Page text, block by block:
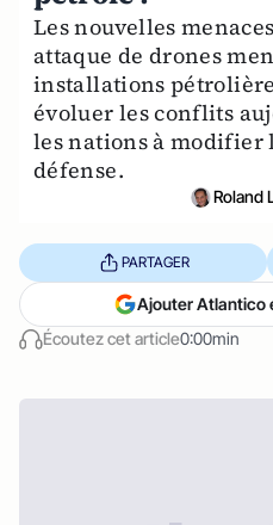
Les nouvelles
attaque de drones
installations
évoluer les conflits
les nations à modifier
défense.
Roland
Écoutez cet article0:00min
PARTAGER
Ajouter Atlantico